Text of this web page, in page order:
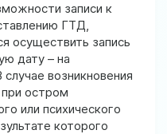
записи к
ГТД,
осуществить запись
дату – на
возникновения
остром
или психического
которого